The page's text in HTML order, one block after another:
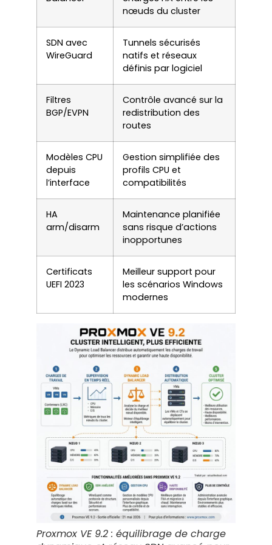
nœuds du cluster
SDN avec
WireGuard
Tunnels sécurisés
natifs et réseaux
définis par logiciel
Filtres
BGP/EVPN
Contrôle avancé sur la
redistribution des
routes
Modèles CPU
depuis
l’interface
Gestion simplifiée des
profils CPU et
compatibilités
HA
arm/disarm
Maintenance planifiée
sans risque d’actions
inopportunes
Certificats
UEFI 2023
Meilleur support pour
les scénarios Windows
modernes
Proxmox VE 9.2 : équilibrage de charge